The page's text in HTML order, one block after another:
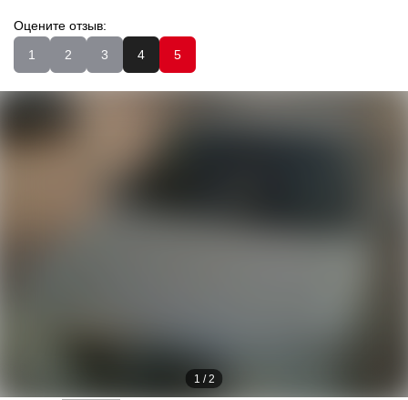
Оцените отзыв:
1
2 3 4 5
1 /2